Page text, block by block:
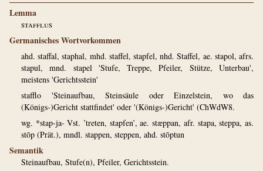
Lemma
stafflus
Germanisches Wortvorkommen
ahd. staffal, staphal, mhd. staffel, stapfel, nhd. Staffel, ae. stapol, afrs.
stapul, mnd. stapel 'Stufe, Treppe, Pfeiler, Stütze, Unterbau',
meistens 'Gerichtsstein'
stafflo 'Steinaufbau, Steinsäule oder Einzelstein, wo das
(Königs-)Gericht stattfindet' oder '(Königs-)Gericht' (ChWdW8.
wg. *stap-ja- Vst. ’treten, stapfen’, ae. stæppan, afr. stapa, steppa, as.
stōp (Prät.), mndl. stappen, steppen, ahd. stōptun
Semantik
Steinaufbau, Stufe(n), Pfeiler, Gerichtsstein.